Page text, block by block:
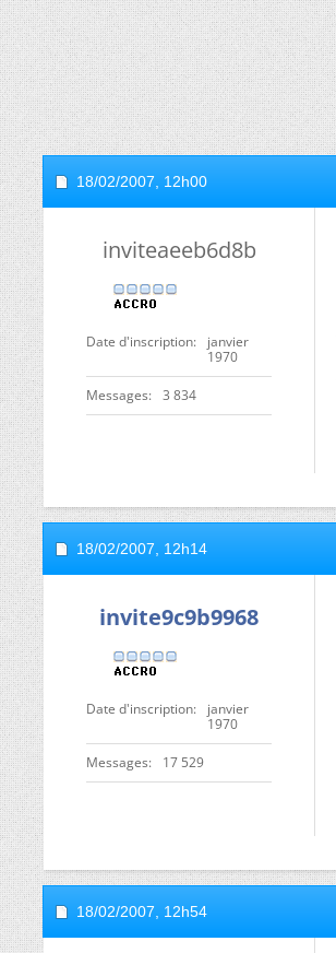
18/02/2007, 12h00
inviteaeeb6d8b
Date d'inscription
janvier
1970
Messages 3 834
18/02/2007, 12h14
invite9c9b9968
Date d'inscription
janvier
1970
Messages 17 529
18/02/2007, 12h54